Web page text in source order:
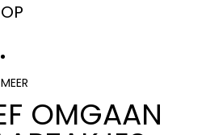
OP
MEER
OMGAAN